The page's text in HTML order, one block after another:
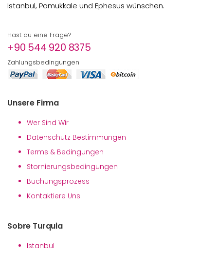
Istanbul, Pamukkale und Ephesus wünschen.
Hast du eine Frage?
+90 544 920 8375
Zahlungsbedingungen
Unsere Firma
Wer Sind Wir
Datenschutz Bestimmungen
Terms & Bedingungen
Stornierungsbedingungen
Buchungsprozess
Kontaktiere Uns
Sobre Turquia
Istanbul